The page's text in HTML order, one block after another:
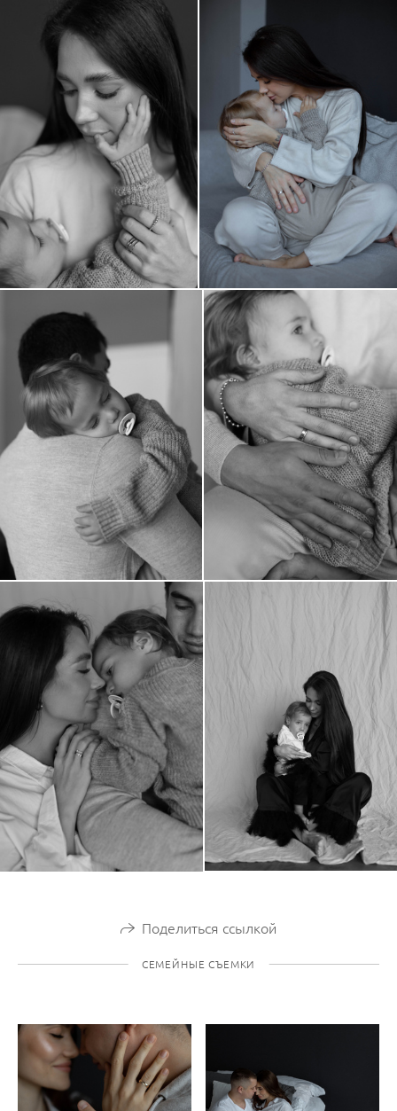
Поделиться ссылкой
СЕМЕЙНЫЕ СЪЕМКИ